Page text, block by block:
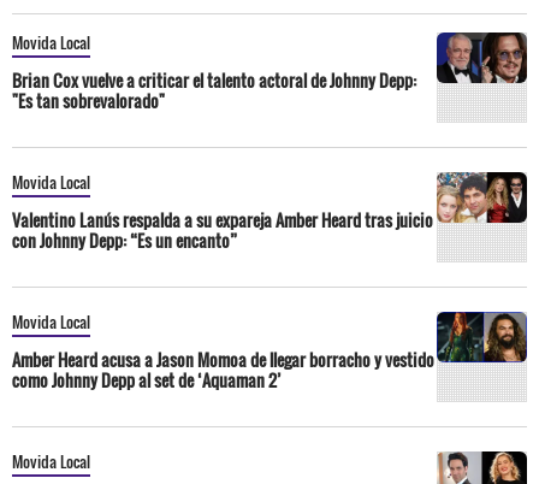
Movida Local
Brian Cox vuelve a criticar el talento actoral de Johnny Depp:
"Es tan sobrevalorado"
Movida Local
Valentino Lanús respalda a su expareja Amber Heard tras juicio
con Johnny Depp: “Es un encanto”
Movida Local
Amber Heard acusa a Jason Momoa de llegar borracho y vestido
como Johnny Depp al set de ‘Aquaman 2’
Movida Local